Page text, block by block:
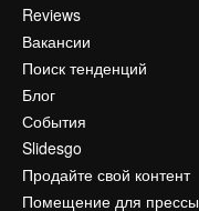
Reviews
Вакансии
Поиск тенденций
Блог
События
Slidesgo
Продайте свой контент
Помещение для прессы